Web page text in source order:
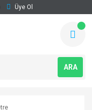
Üye Ol
ARA